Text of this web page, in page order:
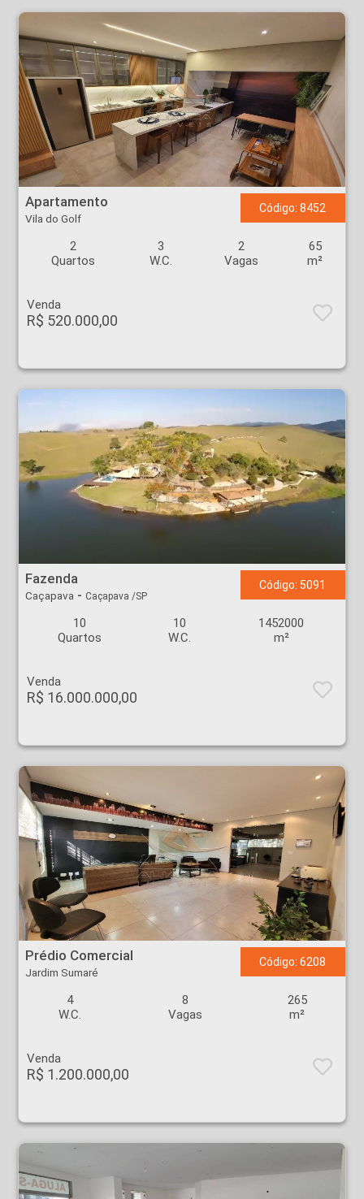
Apartamento - Vila do Golf - Ribeirão Preto
Apartamento
Vila do Golf
Código: 8452
2
Quartos
3
W.C.
2
Vagas
65
m²
Venda
R$ 520.000,00
Fazenda
Caçapava - Caçapava /SP
Código: 5091
10
Quartos
10
W.C.
1452000
m²
Venda
R$ 16.000.000,00
Prédio Comercial - Jardim Sumaré - Ribeirão Preto
Prédio Comercial
Jardim Sumaré
Código: 6208
4
W.C.
8
Vagas
265
m²
Venda
R$ 1.200.000,00